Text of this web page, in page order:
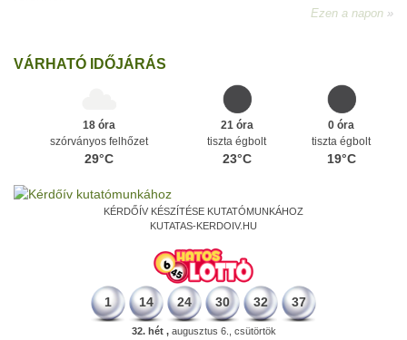
VÁRHATÓ IDŐJÁRÁS
18 óra
szórványos felhőzet
29°C
21 óra
tiszta égbolt
23°C
0 óra
tiszta égbolt
19°C
KÉRDŐÍV KÉSZÍTÉSE KUTATÓMUNKÁHOZ
KUTATAS-KERDOIV.HU
1 14 24 30 32 37
32. hét ,augusztus 6., csütörtök